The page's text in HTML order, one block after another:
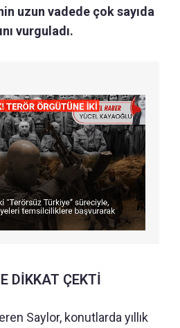
uzun vadede çok sayıda
vurguladı.
DİKKAT ÇEKTİ
Saylor, konutlarda yıllık